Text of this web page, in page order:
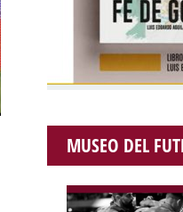
MUSEO DEL